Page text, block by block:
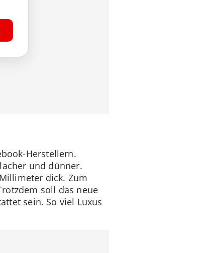
Herstellern.
und dünner.
dick. Zum
soll das neue
sein. So viel Luxus